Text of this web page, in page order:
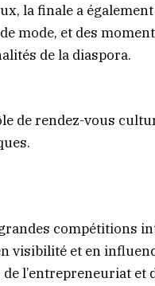
la finale a
mode, et des
de la diaspora.
de rendez-vous
compétitions
visibilité et en
l’entrepreneuriat et